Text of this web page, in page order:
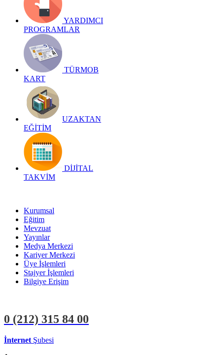
YARDIMCI
PROGRAMLAR
TÜRMOB
KART
UZAKTAN
EĞİTİM
DİJİTAL
TAKVİM
Kurumsal
Eğitim
Mevzuat
Yayınlar
Medya Merkezi
Kariyer Merkezi
Üye İşlemleri
Stajyer İşlemleri
Bilgiye Erişim
0 (212) 315 84 00
İnternet Şubesi